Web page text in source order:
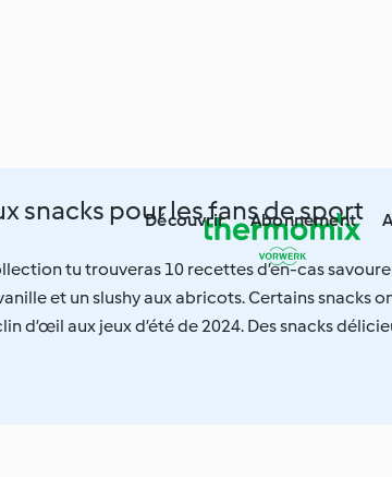
Découvrir Abonnement
snacks pour les fans de sport
tu trouveras 10 recettes d’en-cas
et un slushy aux abricots. Certains snacks
d’œil aux jeux d’été de 2024. Des snacks